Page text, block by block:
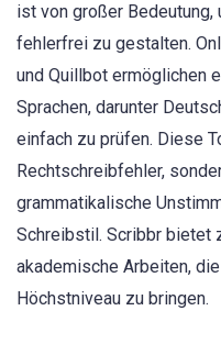
ist von großer
fehlerfrei zu gestalten.
und Quillbot ermöglichen
Sprachen, darunter
einfach zu prüfen. Diese
Rechtschreibfehler,
grammatikalische
Schreibstil. Scribbr bietet
akademische Arbeiten,
Höchstniveau zu bringen.